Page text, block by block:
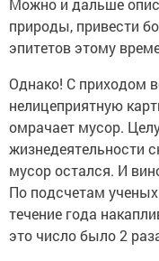
Можно и дальше
природы, привести
эпитетов этому
Однако! С приходом
нелицеприятную
омрачает мусор.
жизнедеятельности
мусор остался. И
По подсчетам
течение года
это число было 2